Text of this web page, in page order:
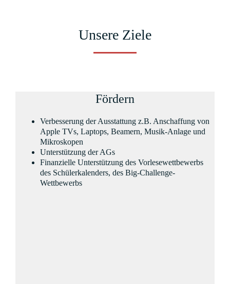
Unsere Ziele
Fördern
Verbesserung der Ausstattung z.B. Anschaffung von
Apple TVs, Laptops, Beamern, Musik-Anlage und
Mikroskopen
Unterstützung der AGs
Finanzielle Unterstützung des Vorlesewettbewerbs
des Schülerkalenders, des Big-Challenge-
Wettbewerbs